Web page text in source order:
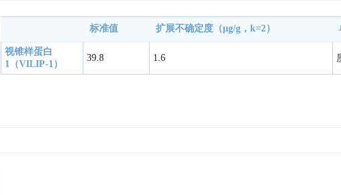
标准值
扩展不确定度（μg/g，k=2）
视锥样蛋白
1（VILIP-1）
39.8 1.6